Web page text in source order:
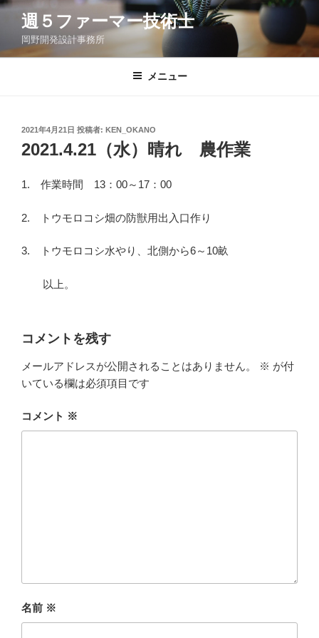
コ
ン
週５ファーマー技術士
岡野開発設計事務所
メニュー
投
稿
日:
2021年4月21日 投稿者: KEN_OKANO
2021.4.21（水）晴れ 農作業
1. 作業時間 13：00～17：00
2. トウモロコシ畑の防獣用出入口作り
3. トウモロコシ水やり、北側から6～10畝
以上。
コメントを残す
メールアドレスが公開されることはありません。 ※ が付
いている欄は必須項目です
コメント ※
名前 ※